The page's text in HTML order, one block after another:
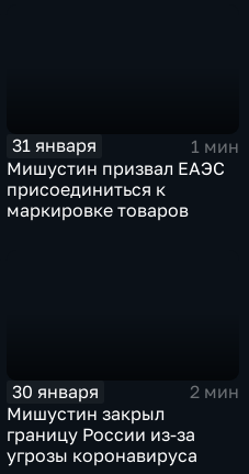
31 января
1 мин
Мишустин призвал ЕАЭС
присоединиться к
маркировке товаров
30 января
2 мин
Мишустин закрыл
границу России из-за
угрозы коронавируса